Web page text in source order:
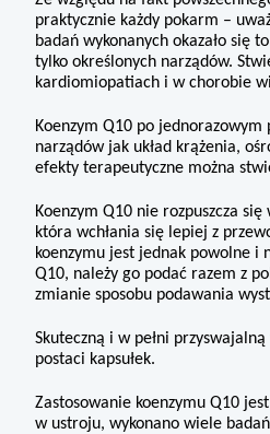
praktycznie każdy pokarm –
badań wykonanych okazało się
tylko określonych narządów.
kardiomiopatiach i w chorobie
Koenzym Q10 po
narządów jak układ krążenia,
efekty terapeutyczne można
Koenzym Q10 nie rozpuszcza
która wchłania się lepiej z
koenzymu jest jednak powolne i
Q10, należy go podać razem z
zmianie sposobu podawania
Skuteczną i w pełni
postaci kapsułek.
Zastosowanie koenzymu Q10
w ustroju, wykonano wiele